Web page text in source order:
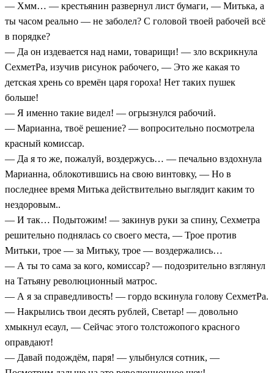
— Хмм… — крестьянин развернул лист бумаги, — Митька, а
ты часом реально — не заболел? С головой твоей рабочей всё
в порядке?
— Да он издевается над нами, товарищи! — зло вскрикнула
СехметРа, изучив рисунок рабочего, — Это же какая то
детская хрень со времён царя гороха! Нет таких пушек
больше!
— Я именно такие видел! — огрызнулся рабочий.
— Марианна, твоё решение? — вопросительно посмотрела
красный комиссар.
— Да я то же, пожалуй, воздержусь… — печально вздохнула
Марианна, облокотившись на свою винтовку, — Но в
последнее время Митька действительно выглядит каким то
нездоровым..
— И так… Подытожим! — закинув руки за спину, Сехметра
решительно поднялась со своего места, — Трое против
Митьки, трое — за Митьку, трое — воздержались…
— А ты то сама за кого, комиссар? — подозрительно взглянул
на Татьяну революционный матрос.
— А я за справедливость! — гордо вскинула голову СехметРа.
— Накрылись твои десять рублей, Светар! — довольно
хмыкнул есаул, — Сейчас этого толстожопого красного
оправдают!
— Давай подождём, паря! — улыбнулся сотник, —